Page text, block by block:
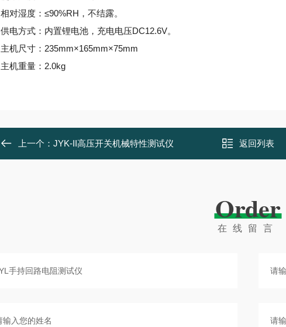
相对湿度： ≤90%RH，不结露。
供电方式：内置锂电池，充电电压DC12.6V。
主机尺寸： 235mm×165mm×75mm
主机重量：2.0kg
上一个： JYK-II高压开关机械特性测试仪 返回列表
Order
在线留言